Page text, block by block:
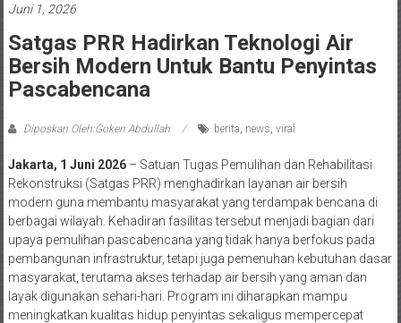
Juni 1, 2026
Satgas PRR Hadirkan Teknologi Air
Bersih Modern Untuk Bantu Penyintas
Pascabencana
Diposkan Oleh:Goken Abdullah berita, news, viral
Jakarta, 1 Juni 2026– Satuan Tugas Pemulihan dan Rehabilitasi
Rekonstruksi (Satgas PRR) menghadirkan layanan air bersih
modern guna membantu masyarakat yang terdampak bencana di
berbagai wilayah. Kehadiran fasilitas tersebut menjadi bagian dari
upaya pemulihan pascabencana yang tidak hanya berfokus pada
pembangunan infrastruktur, tetapi juga pemenuhan kebutuhan dasar
masyarakat, terutama akses terhadap air bersih yang aman dan
layak digunakan sehari-hari. Program ini diharapkan mampu
meningkatkan kualitas hidup penyintas sekaligus mempercepat